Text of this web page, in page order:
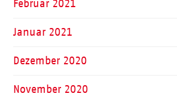
Februar 2021
Januar 2021
Dezember 2020
November 2020